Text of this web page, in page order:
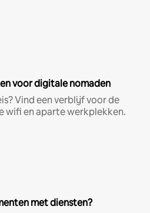
voor digitale nomaden
Vind een verblijf voor de
wifi en aparte werkplekken.
met diensten?